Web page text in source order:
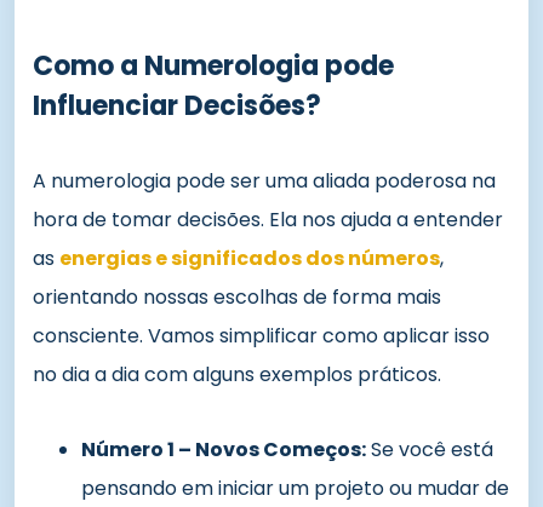
Como a Numerologia pode
Influenciar Decisões?
A numerologia pode ser uma aliada poderosa na
hora de tomar decisões. Ela nos ajuda a entender
as energias e significados dos números,
orientando nossas escolhas de forma mais
consciente. Vamos simplificar como aplicar isso
no dia a dia com alguns exemplos práticos.
Número 1 – Novos Começos:Se você está
pensando em iniciar um projeto ou mudar de